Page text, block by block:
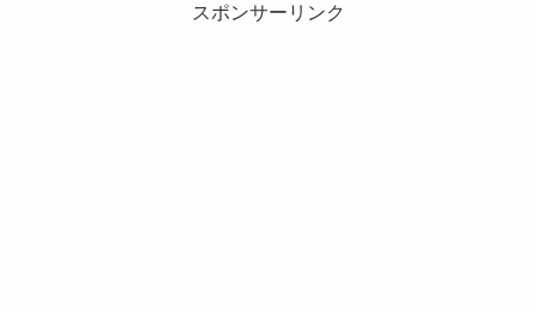
スポンサーリンク